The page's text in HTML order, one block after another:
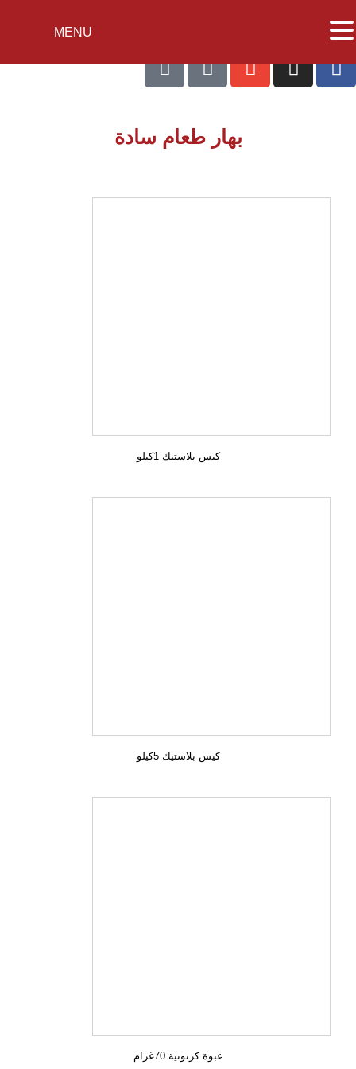
بهار طعام سادة
كيس بلاستيك 1كيلو
كيس بلاستيك 5كيلو
عبوة كرتونية 70غرام
MENU